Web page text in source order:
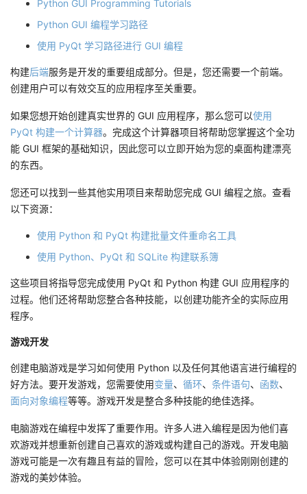
Python GUI Programming Tutorials
Python GUI 编程学习路径
使用 PyQt 学习路径进行 GUI 编程
构建后端服务是开发的重要组成部分。但是，您还需要一个前端。
创建用户可以有效交互的应用程序至关重要。
如果您想开始创建真实世界的 GUI 应用程序，那么您可以使用
PyQt 构建一个计算器。完成这个计算器项目将帮助您掌握这个全功
能 GUI 框架的基础知识，因此您可以立即开始为您的桌面构建漂亮
的东西。
您还可以找到一些其他实用项目来帮助您完成 GUI 编程之旅。查看
以下资源：
使用 Python 和 PyQt 构建批量文件重命名工具
使用 Python、PyQt 和 SQLite 构建联系簿
这些项目将指导您完成使用 PyQt 和 Python 构建 GUI 应用程序的
过程。他们还将帮助您整合各种技能，以创建功能齐全的实际应用
程序。
游戏开发
创建电脑游戏是学习如何使用 Python 以及任何其他语言进行编程的
好方法。要开发游戏，您需要使用变量、 循环、 条件语句、 函数、
面向对象编程等等。游戏开发是整合多种技能的绝佳选择。
电脑游戏在编程中发挥了重要作用。许多人进入编程是因为他们喜
欢游戏并想重新创建自己喜欢的游戏或构建自己的游戏。开发电脑
游戏可能是一次有趣且有益的冒险，您可以在其中体验刚刚创建的
游戏的美妙体验。